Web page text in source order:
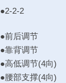
●2-2-2
●前后调节
●靠背调节
●高低调节(4向)
●腰部支撑(4向)